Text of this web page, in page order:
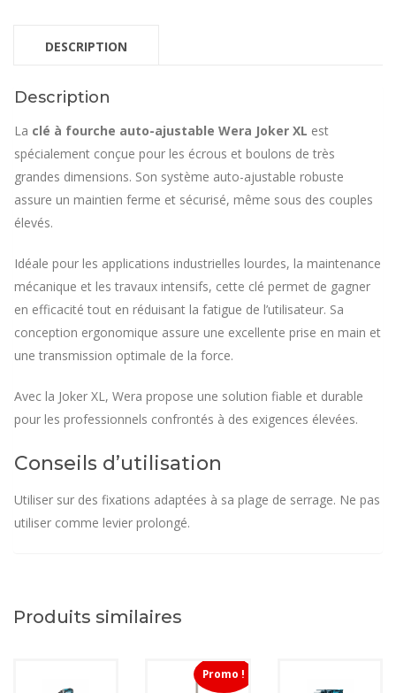
DESCRIPTION
Description
La clé à fourche auto-ajustable Wera Joker XL est
spécialement conçue pour les écrous et boulons de très
grandes dimensions. Son système auto-ajustable robuste
assure un maintien ferme et sécurisé, même sous des couples
élevés.
Idéale pour les applications industrielles lourdes, la maintenance
mécanique et les travaux intensifs, cette clé permet de gagner
en efficacité tout en réduisant la fatigue de l’utilisateur. Sa
conception ergonomique assure une excellente prise en main et
une transmission optimale de la force.
Avec la Joker XL, Wera propose une solution fiable et durable
pour les professionnels confrontés à des exigences élevées.
Conseils d’utilisation
Utiliser sur des fixations adaptées à sa plage de serrage. Ne pas
utiliser comme levier prolongé.
Produits similaires
Promo !